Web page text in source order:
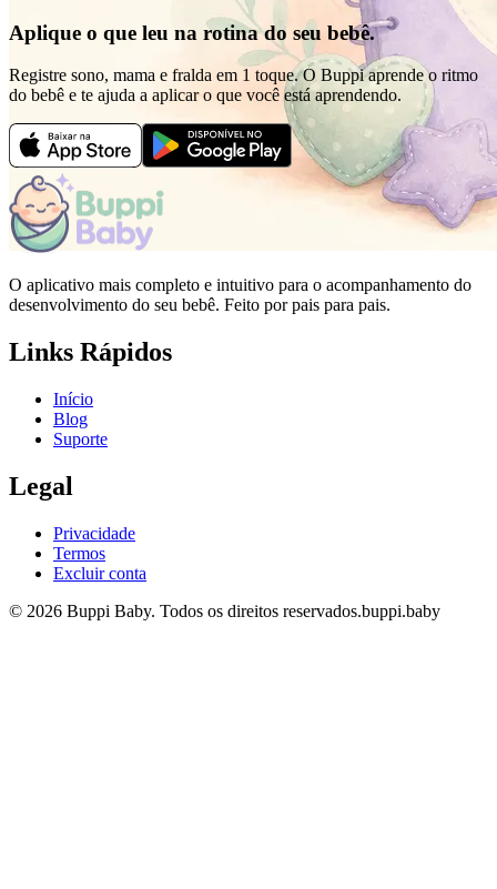
Aplique o que leu na rotina do seu bebê.
Registre sono, mama e fralda em 1 toque. O Buppi aprende o ritmo
do bebê e te ajuda a aplicar o que você está aprendendo.
O aplicativo mais completo e intuitivo para o acompanhamento do
desenvolvimento do seu bebê. Feito por pais para pais.
Links Rápidos
Início
Blog
Suporte
Legal
Privacidade
Termos
Excluir conta
© 2026 Buppi Baby. Todos os direitos reservados.buppi.baby